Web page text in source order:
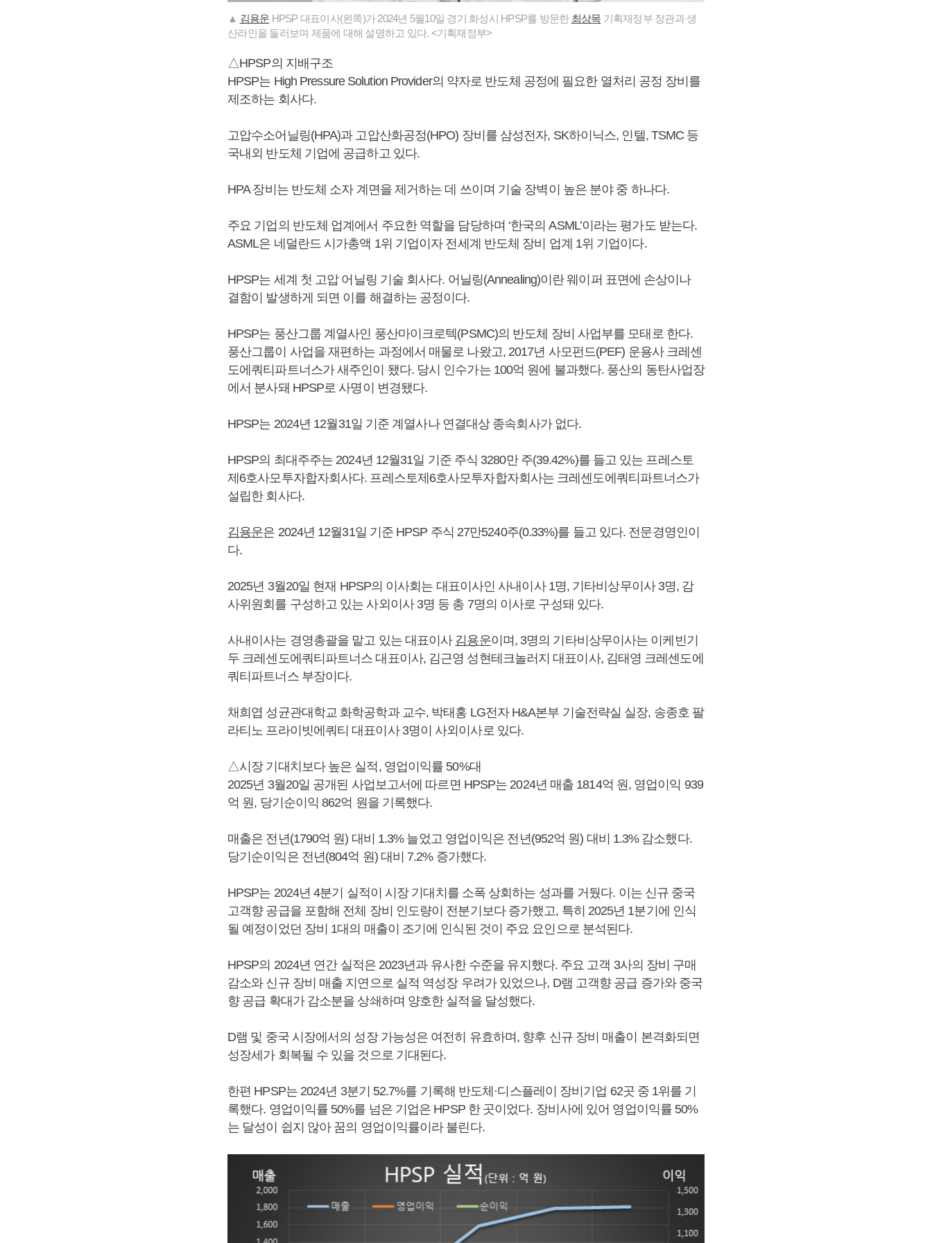
▲ 김용운 HPSP 대표이사(왼쪽)가 2024년 5월10일 경기 화성시 HPSP를 방문한 최상목 기획재정부 장관과 생
산라인을 둘러보며 제품에 대해 설명하고 있다. <기획재정부>
△HPSP의 지배구조
HPSP는 High Pressure Solution Provider의 약자로 반도체 공정에 필요한 열처리 공정 장비를
제조하는 회사다.
고압수소어닐링(HPA)과 고압산화공정(HPO) 장비를 삼성전자, SK하이닉스, 인텔, TSMC 등
국내외 반도체 기업에 공급하고 있다.
HPA 장비는 반도체 소자 계면을 제거하는 데 쓰이며 기술 장벽이 높은 분야 중 하나다.
주요 기업의 반도체 업계에서 주요한 역할을 담당하며 ‘한국의 ASML’이라는 평가도 받는다.
ASML은 네덜란드 시가총액 1위 기업이자 전세계 반도체 장비 업계 1위 기업이다.
HPSP는 세계 첫 고압 어닐링 기술 회사다. 어닐링(Annealing)이란 웨이퍼 표면에 손상이나
결함이 발생하게 되면 이를 해결하는 공정이다.
HPSP는 풍산그룹 계열사인 풍산마이크로텍(PSMC)의 반도체 장비 사업부를 모태로 한다.
풍산그룹이 사업을 재편하는 과정에서 매물로 나왔고, 2017년 사모펀드(PEF) 운용사 크레센
도에쿼티파트너스가 새주인이 됐다. 당시 인수가는 100억 원에 불과했다. 풍산의 동탄사업장
에서 분사돼 HPSP로 사명이 변경됐다.
HPSP는 2024년 12월31일 기준 계열사나 연결대상 종속회사가 없다.
HPSP의 최대주주는 2024년 12월31일 기준 주식 3280만 주(39.42%)를 들고 있는 프레스토
제6호사모투자합자회사다. 프레스토제6호사모투자합자회사는 크레센도에쿼티파트너스가
설립한 회사다.
김용운은 2024년 12월31일 기준 HPSP 주식 27만5240주(0.33%)를 들고 있다. 전문경영인이
다.
2025년 3월20일 현재 HPSP의 이사회는 대표이사인 사내이사 1명, 기타비상무이사 3명, 감
사위원회를 구성하고 있는 사외이사 3명 등 총 7명의 이사로 구성돼 있다.
사내이사는 경영총괄을 맡고 있는 대표이사 김용운이며, 3명의 기타비상무이사는 이케빈기
두 크레센도에쿼티파트너스 대표이사, 김근영 성현테크놀러지 대표이사, 김태영 크레센도에
쿼티파트너스 부장이다.
채희엽 성균관대학교 화학공학과 교수, 박태홍 LG전자 H&A본부 기술전략실 실장, 송종호 팔
라티노 프라이빗에쿼티 대표이사 3명이 사외이사로 있다.
△시장 기대치보다 높은 실적, 영업이익률 50%대
2025년 3월20일 공개된 사업보고서에 따르면 HPSP는 2024년 매출 1814억 원, 영업이익 939
억 원, 당기순이익 862억 원을 기록했다.
매출은 전년(1790억 원) 대비 1.3% 늘었고 영업이익은 전년(952억 원) 대비 1.3% 감소했다.
당기순이익은 전년(804억 원) 대비 7.2% 증가했다.
HPSP는 2024년 4분기 실적이 시장 기대치를 소폭 상회하는 성과를 거뒀다. 이는 신규 중국
고객향 공급을 포함해 전체 장비 인도량이 전분기보다 증가했고, 특히 2025년 1분기에 인식
될 예정이었던 장비 1대의 매출이 조기에 인식된 것이 주요 요인으로 분석된다.
HPSP의 2024년 연간 실적은 2023년과 유사한 수준을 유지했다. 주요 고객 3사의 장비 구매
감소와 신규 장비 매출 지연으로 실적 역성장 우려가 있었으나, D램 고객향 공급 증가와 중국
향 공급 확대가 감소분을 상쇄하며 양호한 실적을 달성했다.
D램 및 중국 시장에서의 성장 가능성은 여전히 유효하며, 향후 신규 장비 매출이 본격화되면
성장세가 회복될 수 있을 것으로 기대된다.
한편 HPSP는 2024년 3분기 52.7%를 기록해 반도체·디스플레이 장비기업 62곳 중 1위를 기
록했다. 영업이익률 50%를 넘은 기업은 HPSP 한 곳이었다. 장비사에 있어 영업이익률 50%
는 달성이 쉽지 않아 꿈의 영업이익률이라 불린다.